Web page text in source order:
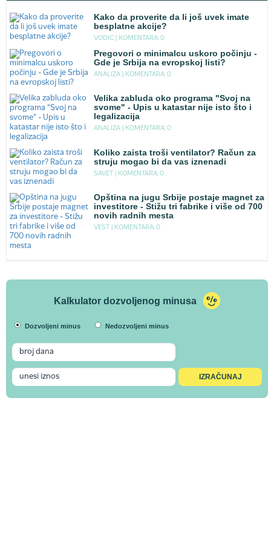
Kako da proverite da li još uvek imate
besplatne akcije?
VODIC | KOMENTARA: 0
Pregovori o minimalcu uskoro počinju -
Gde je Srbija na evropskoj listi?
ANALIZA | KOMENTARA: 0
Velika zabluda oko programa "Svoj na
svome" - Upis u katastar nije isto što i
legalizacija
ANALIZA | KOMENTARA: 0
Koliko zaista troši ventilator? Račun za
struju mogao bi da vas iznenadi
SAVET | KOMENTARA: 0
Opština na jugu Srbije postaje magnet za
investitore - Stižu tri fabrike i više od 700
novih radnih mesta
VEST | KOMENTARA: 0
Kalkulator dozvoljenog minusa
Dozvoljeni minus Nedozvoljeni minus